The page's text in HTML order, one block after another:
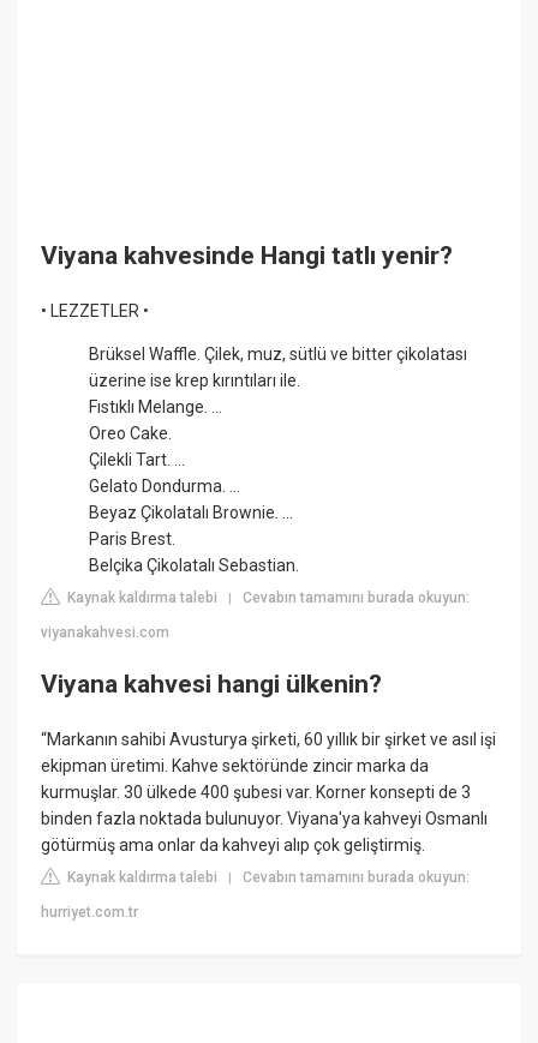
Viyana kahvesinde Hangi tatlı yenir?
• LEZZETLER •
Brüksel Waffle. Çilek, muz, sütlü ve bitter çikolatası
üzerine ise krep kırıntıları ile.
Fıstıklı Melange. ...
Oreo Cake.
Çilekli Tart. ...
Gelato Dondurma. ...
Beyaz Çikolatalı Brownie. ...
Paris Brest.
Belçika Çikolatalı Sebastian.
Kaynak kaldırma talebi |Cevabın tamamını burada okuyun:
viyanakahvesi.com
Viyana kahvesi hangi ülkenin?
“Markanın sahibi Avusturya şirketi, 60 yıllık bir şirket ve asıl işi
ekipman üretimi. Kahve sektöründe zincir marka da
kurmuşlar. 30 ülkede 400 şubesi var. Korner konsepti de 3
binden fazla noktada bulunuyor. Viyana'ya kahveyi Osmanlı
götürmüş ama onlar da kahveyi alıp çok geliştirmiş.
Kaynak kaldırma talebi |Cevabın tamamını burada okuyun:
hurriyet.com.tr